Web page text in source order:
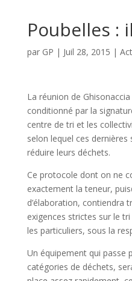
Poubelles :
par GP | Juil 28, 2015 |
La réunion de
conditionné par la
centre de tri et les
selon lequel ces dernières
réduire leurs déchets.
Ce protocole dont on ne
exactement la teneur,
d’élaboration, contiendra
exigences strictes sur le
les particuliers, sous la
Un équipement qui passe
catégories de déchets,